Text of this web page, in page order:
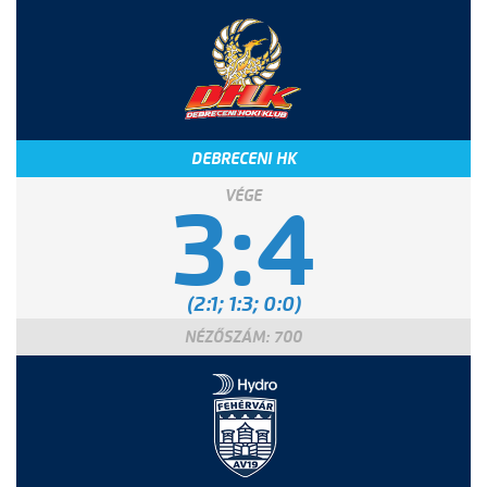
DEBRECENI HK
VÉGE
3:4
(2:1; 1:3; 0:0)
NÉZŐSZÁM: 700